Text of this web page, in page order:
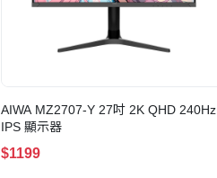
AIWA MZ2707-Y 27吋 2K QHD 240Hz
IPS 顯示器
$1199